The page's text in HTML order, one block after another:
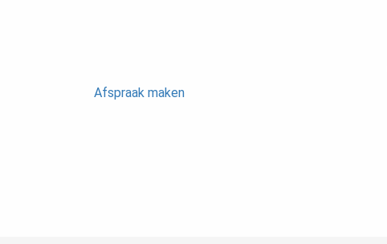
Afspraak maken